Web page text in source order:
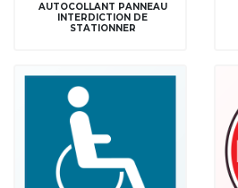
AUTOCOLLANT PANNEAU
INTERDICTION DE
STATIONNER